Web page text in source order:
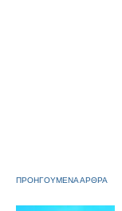
ΠΡΟΗΓΟΥΜΕΝΑ ΑΡΘΡΑ